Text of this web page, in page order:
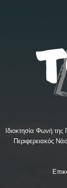
Ιδιοκτησία Φωνή
Περιφερειακός